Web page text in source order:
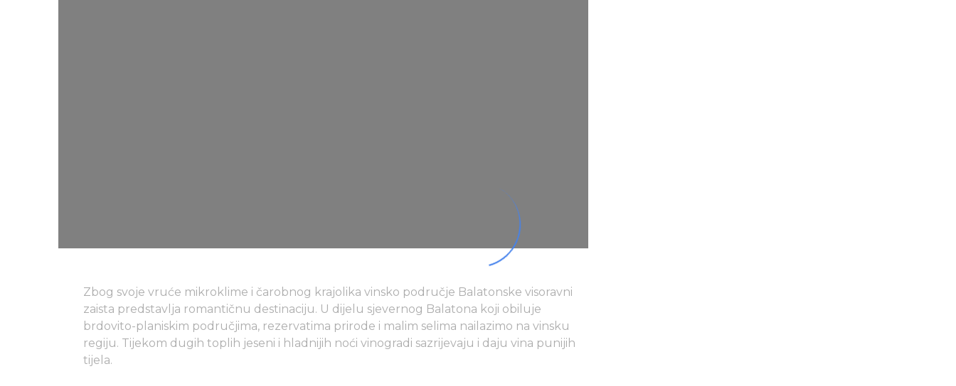
Zbog svoje vruće mikroklime i čarobnog krajolika vinsko područje Balatonske visoravni
zaista predstavlja romantičnu destinaciju. U dijelu sjevernog Balatona koji obiluje
brdovito-planiskim područjima, rezervatima prirode i malim selima nailazimo na vinsku
regiju. Tijekom dugih toplih jeseni i hladnijih noći vinogradi sazrijevaju i daju vina punijih
tijela.